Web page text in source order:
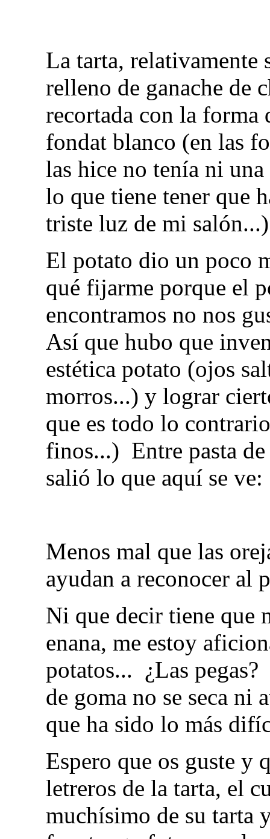
La tarta, relativamente
relleno de ganache de
recortada con la
fondat blanco (en las
las hice no tenía ni
lo que tiene tener que
triste luz de mi salón...)
El potato dio un poco
qué fijarme porque el
encontramos no nos
Así que hubo que
estética potato (ojos
morros...) y lograr
que es todo lo
finos...) Entre pasta
salió lo que aquí se ve:
Menos mal que las
ayudan a reconocer al
Ni que decir tiene que
enana, me estoy
potatos... ¿Las
de goma no se seca ni
que ha sido lo más
Espero que os guste y
letreros de la tarta, el
muchísimo de su tarta